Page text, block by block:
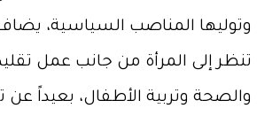
وتوليها المناصب السياسية،
تنظر إلى المرأة من جانب عمل
والصحة وتربية الأطفال، بعيداً عن